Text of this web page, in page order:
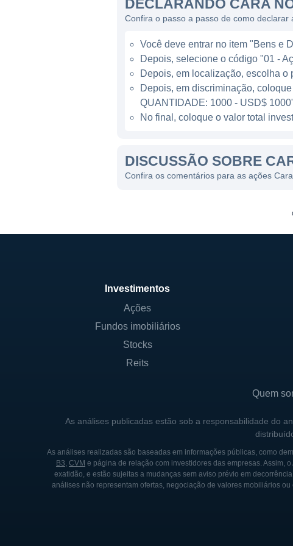
aplicação clínica é um dos
LINHAS DE NEGÓCIO
As principais linhas de negócios
clínico e pré-clínico. A empresa
indústria farmacêutica,
Além disso, a Cara
clínicos rigorosos e busca a
Como uma empresa pública
acionistas que inclui
corporativa forte e uma ampla
É importante destacar que, por
Therapeutics pode incluir
conhecimento e infraestrutura
HISTÓRIA DA CARA
em biofarmacologia. Desde
terapêuticas, especialmente
outras condições médicas que
Ao longo dos anos, Cara
inovação, a empresa trabalha
DECLARANDO CARA
Confira o passo a passo de como declarar
Você deve entrar no item "Bens e
Depois, selecione o código "01 -
Depois, em localização, escolha
Depois, em discriminação,
QUANTIDADE: 1000 - USD$
No final, coloque o valor total
DISCUSSÃO SOBRE
Confira os comentários para as ações
Investimentos
Ações
Fundos imobiliários
Stocks
Reits
Quem
As análises publicadas estão sob a responsabilidade do
As análises realizadas são baseadas em informações públicas, como
B3, CVM e página de relação com investidores das empresas. Assim,
exatidão, e estão sujeitas a mudanças sem aviso prévio em
análises não representam ofertas, negociação de valores mobiliários